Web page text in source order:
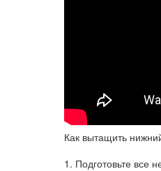
Как вытащить
1. Подготовьте все